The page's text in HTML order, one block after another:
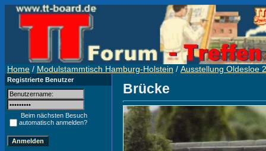
Home / Modulstammtisch Hamburg-Holstein / Ausstellung Oldesloe
Registrierte Benutzer
Beim nächsten Besuch
automatisch anmelden?
Brücke